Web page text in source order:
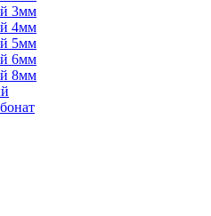
3мм
4мм
5мм
6мм
8мм